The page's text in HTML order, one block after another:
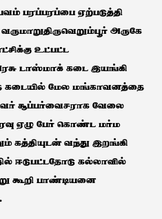
பரப்பரப்பை ஏற்படுத்தி
அருகே
உட்பட்ட
டாஸ்மாக் கடை இயங்கி
கடையில் மேல மங்காவனத்தை
சூப்பர்வைசராக வேலை
ஏழு பேர் கொண்ட மர்ம
கத்தியுடன் வந்து இறங்கி
ஈடுபட்டதோடு கல்லாவில்
கூறி பாண்டியனை